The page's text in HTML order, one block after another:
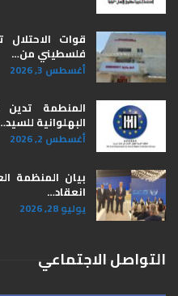
فلسطيني من…
أغسطس 3, 2026
المنطمة تدين
البهلوانية
أغسطس 2, 2026
بيان المنظمة
انعقاد…
يوليو 28, 2026
التواصل الاجتماعي